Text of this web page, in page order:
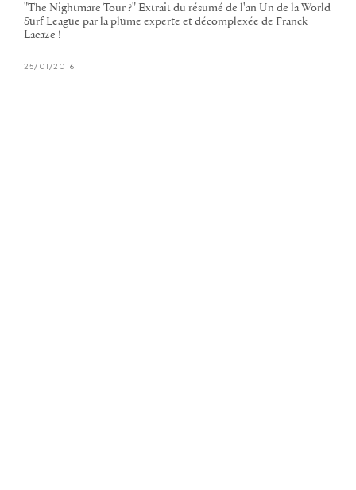
"The Nightmare Tour ?" Extrait du résumé de l'an Un de la World
Surf League par la plume experte et décomplexée de Franck
Lacaze !
25/01/2016